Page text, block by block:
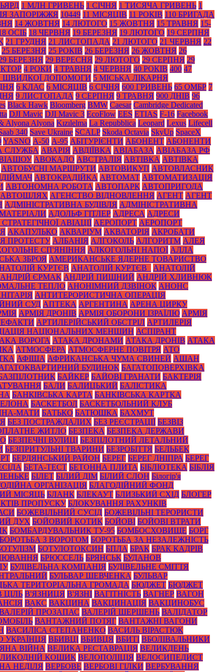
1 МЛН ГРИВЕНЬ 1 СІЧНЯ 1 ТИСЯЧА ГРИВЕНЬ 1
ЗАПОРІЖЖЯ 10449 11 МІСЯЦІВ 11 РОКІВ 110 БРИГАДА
14 ЖОВТНЯ 14 ЛЮТОГО 15 ЖОВТНЯ 15 ТРАВНЯ 15-
ОСІБ 18 ЧЕРВНЯ 19 БЕРЕЗНЯ 19 ЛЮТОГО 19 СЕРПНЯ
21 ГРУДНЯ 21 ЛИСТОПАДА 21 ЛЮТОГО 21 ЧЕРВНЯ 22
25 БЕРЕЗНЯ 25 РОКІВ 26 БЕРЕЗНЯ 26 ЖОВТНЯ 26
БЕРЕЗНЯ 29 ВЕРЕСНЯ 29 ЛЮТОГО 29 СЕРПНЯ 29
4 РОКИ 4 ТРАВНЯ 4 ЧЕРВНЯ 40 РОКІВ 400 47
ШВИДКОЇ ДОПОМОГИ 5 МІСЬКА ЛІКАРНЯ
6 КЛАС 6 МІСЯЦІВ 6 СІЧНЯ 600 ГРИВЕНЬ 65 ОМБР 7
9 ЛИСТОПАДА 9 СЕРПНЯ 9 ТРАВНЯ 900 ДНІВ 96
Black Нawk Bloomberg BMW Caesar Cambridge Dedicated
DJI Mavic DJI Mavic 3 EcoFlow EES ETIAS F-16 Facebook
Alyona Alyona Kızılelma La Repubblica Leopard Lexus Lifecell
340 Save Ukraine SCALP Skoda Octavia SkyUp SpaceX
YASNO А-50 А-95 АБІТУРІЄНТИ АБОНЕНТ АБОНЕНТИ
СЛУЖБА АВАРІЯ АВДІЇВКА АВІАБАЗА АВІАБАЗА РФ
АВОКАДО АВСТРАЛІЯ АВТІВКА АВТІВКА
АВТОБУСНІ МАРШРУТИ АВТОВИКУП АВТОВЛАСНИК
АВТОКРАДІЙКА АВТОМАТ АВТОМАТИЗАЦІЯ
АВТОНОМНА РОБОТА АВТОПАРК АВТОПРИГОДА
АВТОШЛЯХ АГЕНСТВО ВІДНОВЛЕННЯ АГЕНТ АГЕНТ
АДМІНІСТРАТИВНА БУДІВЛЯ АДМІНІСТРАТИВНА
АДОЛЬФ ГІТЛЕР АДРЕСА АДРЕСИ
АВІАЦІЇ АЕРОПОРТ АЕРОПОРТ
АКАПУЛЬКО АКВАРІУМ АКВАТОРІЯ АКРОБАТИ
ПРОТЕСТУ АЛБАНІЯ АЛГОКОЛЬ АЛГОРИТМ АЛЕЯ
СП'ЯНІННЯ АЛКОГОЛЬНІ НАПОЇ АЛЛА
ЗБРОЯ АМЕРИКАНСЬКЕ ЯДЕРНЕ ТОВАРИСТВО
КУРТЄВ АНАТОЛІЙ КУРТЄВ_
АНАТОЛІЙ
АНДРІЙ ЄРМАК АНДРІЙ ПИШНИЙ АНДРІЙ ХЛИВНЮК
ТЕПЛО АНОНІМНИЙ ДЗВІНОК АНОНС
АНТИТЕРОРИСТИЧНА ОПЕРАЦІЯ
СУД АПТЕКА АРГЕНТИНА АРЕНА ЦИРКУ
АРМІЯ ДРОНІВ АРМІЯ ОБОРОНИ ІЗРАЇЛЮ АРМІЯ
АРТИЛЕРІЙСЬКИЙ ОБСТРІЛ АРТИЛЕРІЯ
НАЦІОНАЛЬНИХ МЕНШИН АСПІРАНТ
ВОРОГА АТАКА ДРОНАМИ АТАКА ДРОНІВ АТАКА
АТМОСФЕРА АТМОСФЕРНЕ ПОВІТРЯ АТО
АФІША АФРИКАНСЬКА ЧУМА СВИНЕЙ АШАН
БУДИНОК БАГАТОПОВЕРХІВКА
БАЙКЕР БАЙОВІ ГРАНАТИ БАКТЕРІЯ
БАЛИ БАЛИЦЬКИЙ БАЛІСТИКА
БАНКІВСЬКА КАРТА БАНКІВСЬКА КАРТКА
БАСКЕТБОЛ БАСКЕТБОЛЬНИЙ КЛУБ
МАТИ БАТЬКО БАТЮШКА БАХМУТ
БЕЗ ПОСТРАЖДАЛИХ БЕЗ РЕЄСТРАЦІЇ БЕЗВІЗ
ЖИТЛО БЕЗПЕКА БЕЗПЕКА ДЕРЖАВИ
БЕЗПЕЧНІ ВУЛИЦІ БЕЗПІЛОТНИЙ ЛЕТАЛЬНИЙ
БЕЗПРИТУЛЬНІ ТВАРИНИ БЕЗРОБІТТЯ БЕЛЬБЕК
БЕРДЯНСЬКИЙ РАЙОН БЕРЕГ БЕРЕГ ДНІПРА БЕРЕГ
БЕТА-ТЕСТ БЕТОННА ПЛИТА БІБЛІОТЕКА БІБЛІЯ
БІЛЕТ БІЛИЙ ДІМ БІЛИЙ СЛОН Білогір'я
ОРГАНІЗАЦІЯ БЛАГОДІЙНИЙ ФОНД
МІСЯЦЬ БЛАНК БЛЕКАУТ БЛИЗЬКИЙ СХІД БЛОГЕР
ПРОПУСКУ БЛОКУВАННЯ РАХУНКІВ
БОЖЕВІЛЬНИЙ СУСІД БОЖЕВІЛЬНІ ТЕРОРИСТИ
ДУХ БОЙОВИЙ КОТИК БОЙОВІ БОЙОВІ ВТРАТИ
БОМБАРДУВАЛЬНИК ТУ-95 БОМБОСХОВИЩЕ БОРГ
БОРОТЬБА З ВОРОГОМ БОРОТЬБА ЗА НЕЗАЛЕЖНІСТЬ
БОТУЛОТОКСИН БПЛА БРАК БРАК КАДРІВ
БРЮССЕЛЬ БРЯНСЬК БУДАНОВ
БУДІВЕЛЬНА КОМПАНІЯ БУДІВЕЛЬНЕ СМІТТЯ
БУЛЬВАР ШЕВЧЕНКА БУЛЬВАР
ТЕРИТОРІАЛЬНА ГРОМАДА БЮДЖЕТ БЮДЖЕТ
ЦІЛЬ В'ЯЗНИЦЯ В'ЯЗНІ ВАГІТНІСТЬ ВАГНЕР ВАГОН
ВАКС ВАКЦИНА ВАКЦИНАЦІЯ ВАКЦИНОБУС
ПРОЗАПАС ВАЛЕРІЙ ШЕРШЕНЬ ВАЛІДАТОР
ВАНТАЖНИЙ ПОТЯГ ВАНТАЖНІ ВАГОНИ
ВАСИЛІСА СТЕПАНЕНКО ВАСИЛЬ ВІРАСТЮК
УКРАЇНЦЯ ВБИВЦІ ВБИВЦЯ ВБИТІ ВБОЛІВАЛЬНИКИ
ВІЙНА ВЕЛИКА РЕСТАВРАЦІЯ ВЕЛИКДЕНЬ
КОШИК ВЕЛОПОЛІЦІЯ ВЕЛОСИПЕДИСТ
НЕДІЛЯ ВЕРБОВЕ ВЕРБОВІ ГІЛКИ ВЕРБУВАННЯ